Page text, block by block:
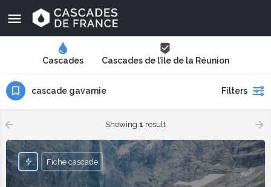
Cascades Cascades de l’île de la Réunion
cascade gavarnie Filters
Showing 1 result
Fiche cascade